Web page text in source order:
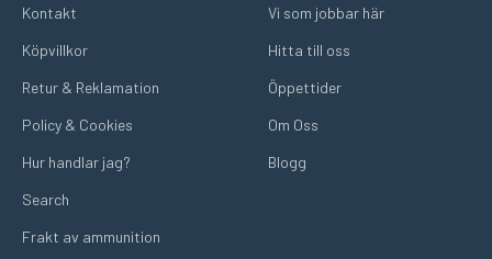
Kontakt
Köpvillkor
Retur & Reklamation
Policy & Cookies
Hur handlar jag?
Search
Frakt av ammunition
Vi som jobbar här
Hitta till oss
Öppettider
Om Oss
Blogg